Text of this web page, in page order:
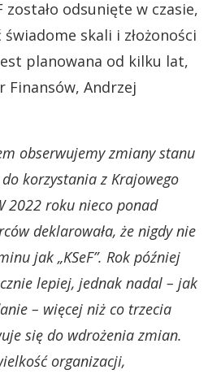
zostało odsunięte w czasie,
skali i złożoności
planowana od kilku lat,
Finansów, Andrzej
obserwujemy zmiany stanu
korzystania z Krajowego
2022 roku nieco ponad
deklarowała, że nigdy nie
jak „KSeF”. Rok później
lepiej, jednak nadal – jak
– więcej niż co trzecia
się do wdrożenia zmian.
organizacji,